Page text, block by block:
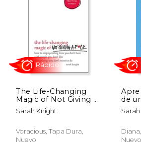
The Life-Changing
Magic of Not Giving A
F*ck: How to Stop
Spending Time You
People You Don't
Like Doing Things
Sarah Knight
Voracious, Tapa Dura,
Nuevo
de
Nuevo